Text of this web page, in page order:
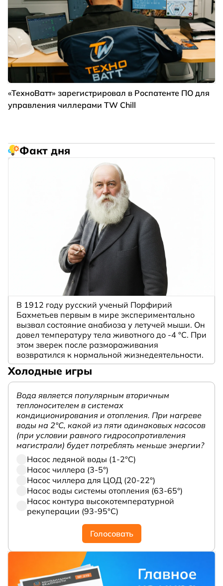
«ТехноВатт» зарегистрировал в Роспатенте ПО для
управления чиллерами TW Chill
Факт дня
В 1912 году русский ученый Порфирий
Бахметьев первым в мире экспериментально
вызвал состояние анабиоза у летучей мыши. Он
довел температуру тела животного до -4 °C. При
этом зверек после размораживания
возвратился к нормальной жизнедеятельности.
Холодные игры
Вода является популярным вторичным
теплоносителем в системах
кондиционирования и отопления. При нагреве
воды на 2°С, какой из пяти одинаковых насосов
(при условии равного гидросопротивления
магистрали) будет потреблять меньше энергии?
Насос ледяной воды (1-2°С)
Насос чиллера (3-5°)
Насос чиллера для ЦОД (20-22°)
Насос воды системы отопления (63-65°)
Насос контура высокотемпературной
рекуперации (93-95°С)
Голосовать